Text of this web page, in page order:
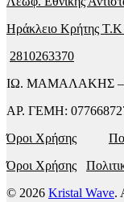
Ηράκλειο Κρήτης
2810263370
ΙΩ. ΜΑΜΑΛΑΚΗΣ
ΑΡ. ΓΕΜΗ:
Όροι Χρήσης
Όροι Χρήσης
© 2026 Kristal Wave.